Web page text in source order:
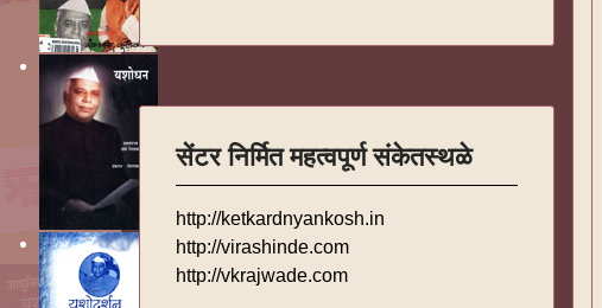
सेंटर निर्मित महत्वपूर्ण संकेतस्थळे
http://ketkardnyankosh.in
http://virashinde.com
http://vkrajwade.com